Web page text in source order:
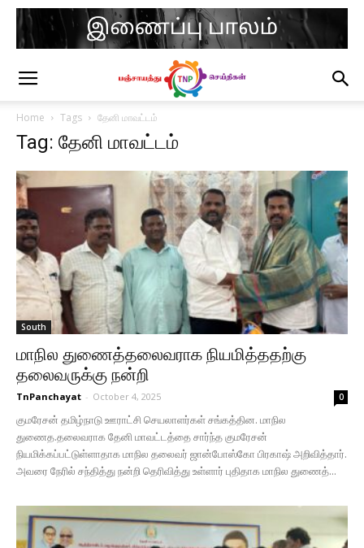
Home Tags தேனி மாவட்டம்
Tag: தேனி மாவட்டம்
South
மாநில துணைத்தலைவராக நியமித்ததற்கு
தலைவருக்கு நன்றி
TnPanchayat - October 4, 2025 0
குமரேசன் தமிழ்நாடு ஊராட்சி செயலாளர்கள் சங்கத்தின. மாநில
துணைத.தலைவராக தேனி மாவட்டத்தை சார்ந்த குமரேசன்
நியமிக்கப்பட்டுள்ளாதாக மாநில தலைவர் ஜான்போஸ்கோ பிரகாஷ் அறிவித்தார்.
அவரை நேரில் சந்தித்து நன்றி தெரிவித்து உள்ளார் புதிதாக மாநில துணைத்...